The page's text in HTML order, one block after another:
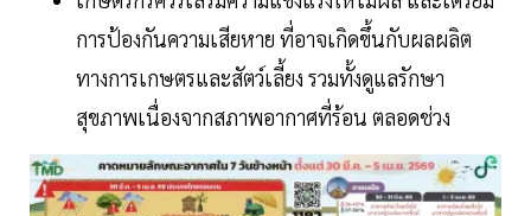
การป้องกันความเสียหาย ที่อาจเกิดขึ้นกับผลผลิต
ทางการเกษตรและสัตว์เลี้ยง รวมทั้งดูแลรักษา
สุขภาพเนื่องจากสภาพอากาศที่ร้อน ตลอดช่วง